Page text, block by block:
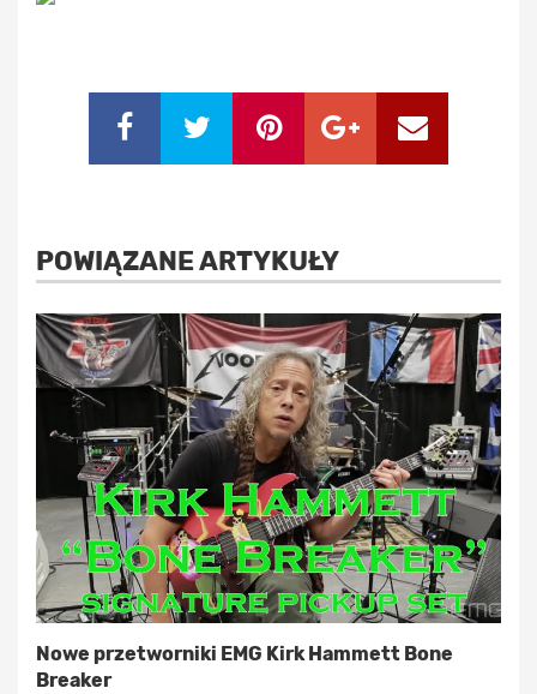
POWIĄZANE ARTYKUŁY
Nowe przetworniki EMG Kirk Hammett Bone
Breaker